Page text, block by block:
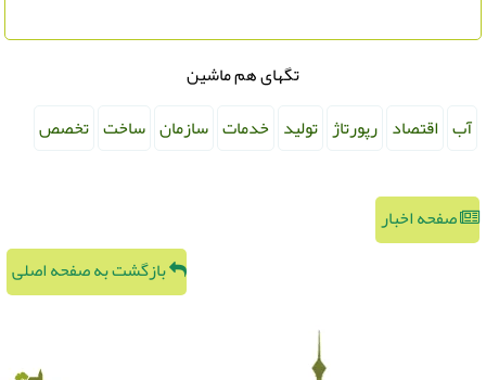
تگهای هم ماشین
آب
اقتصاد رپورتاژ تولید خدمات سازمان ساخت تخصص
صفحه اخبار
بازگشت به صفحه اصلی